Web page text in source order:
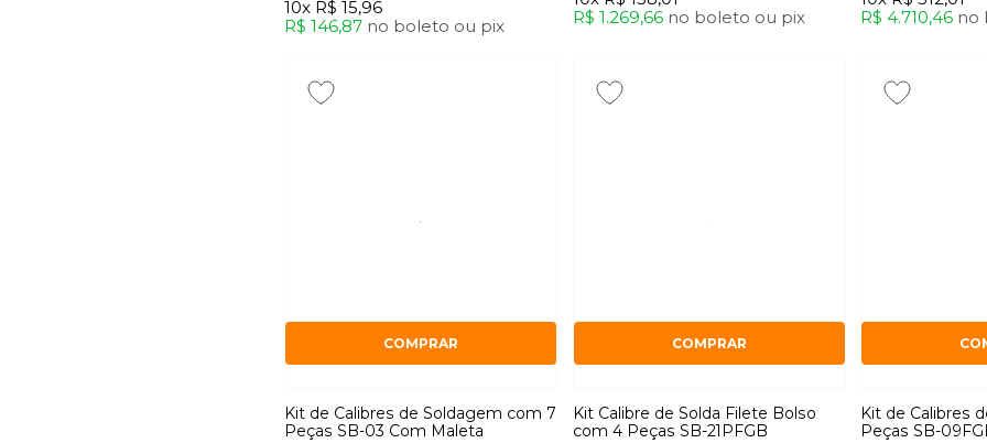
10x R$ 15,96
R$ 146,87 no boleto ou pix
R$ 1.269,66 no boleto ou pix
R$ 4.710,46 no
Kit de Calibres de Soldagem com 7
Peças SB-03 Com Maleta
COMPRAR
Kit Calibre de Solda Filete Bolso
com 4 Peças SB-21PFGB
COMPRAR
Kit de Calibres
Peças SB-